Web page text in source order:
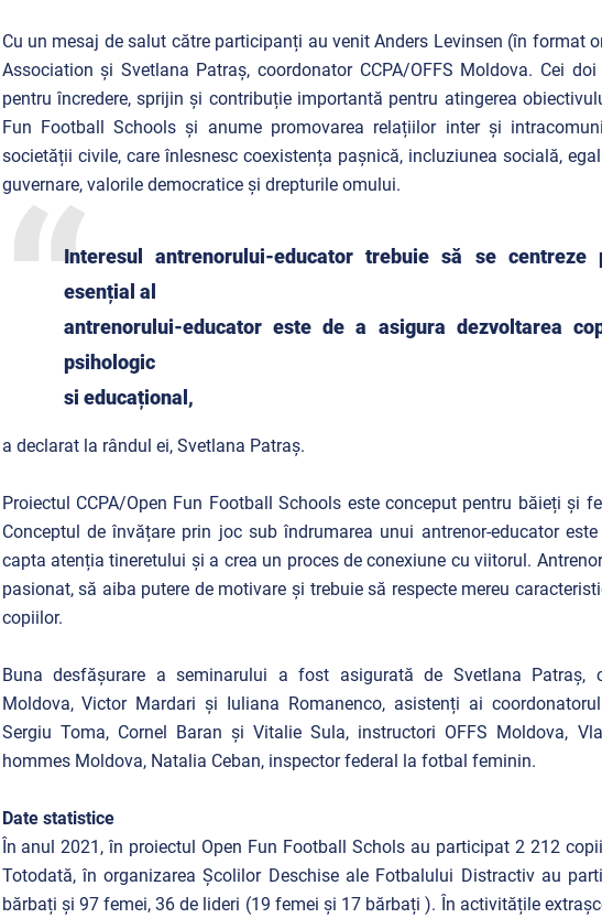
Cu un mesaj de salut către participanți au venit Anders Levinsen (în format
Association și Svetlana Patraș, coordonator CCPA/OFFS Moldova. Cei
pentru încredere, sprijin și contribuție importantă pentru atingerea
Fun Football Schools și anume promovarea relațiilor inter și
societății civile, care înlesnesc coexistența pașnică, incluziunea socială,
guvernare, valorile democratice și drepturile omului.
Interesul antrenorului-educator trebuie să se centreze
esențial al
antrenorului-educator este de a asigura dezvoltarea
psihologic
si educațional,
a declarat la rândul ei, Svetlana Patraș.
Proiectul CCPA/Open Fun Football Schools este conceput pentru băieți și
Conceptul de învățare prin joc sub îndrumarea unui antrenor-educator
capta atenția tineretului și a crea un proces de conexiune cu viitorul.
pasionat, să aiba putere de motivare și trebuie să respecte mereu
copiilor.
Buna desfășurare a seminarului a fost asigurată de Svetlana Patraș,
Moldova, Victor Mardari și Iuliana Romanenco, asistenți ai
Sergiu Toma, Cornel Baran și Vitalie Sula, instructori OFFS Moldova,
hommes Moldova, Natalia Ceban, inspector federal la fotbal feminin.
Date statistice
În anul 2021, în proiectul Open Fun Football Schols au participat 2 212
Totodată, în organizarea Școlilor Deschise ale Fotbalului Distractiv au
bărbați și 97 femei, 36 de lideri (19 femei și 17 bărbați ). În activitățile